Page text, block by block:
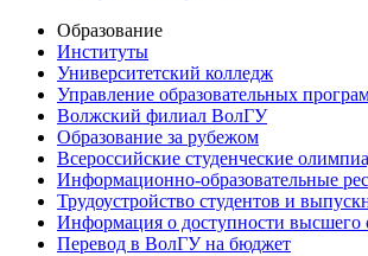
Образование
Институты
Университетский колледж
Управление образовательных
Волжский филиал ВолГУ
Образование за рубежом
Всероссийские студенческие
Информационно-образовательные
Трудоустройство студентов и
Информация о доступности высшего
Перевод в ВолГУ на бюджет